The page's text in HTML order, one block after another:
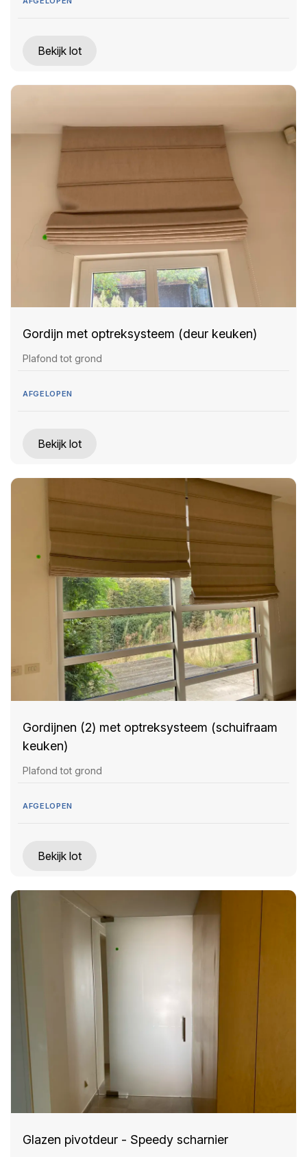
Bekijk lot
Gordijn met optreksysteem (deur keuken)
Plafond tot grond
AFGELOPEN
Bekijk lot
Gordijnen (2) met optreksysteem (schuifraam
keuken)
Plafond tot grond
AFGELOPEN
Bekijk lot
Glazen pivotdeur - Speedy scharnier